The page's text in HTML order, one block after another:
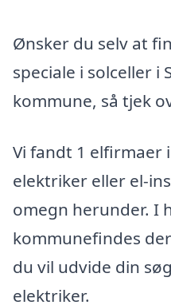
Ønsker du selv at
speciale i solceller i
kommune, så tjek
Vi fandt 1 elfirmaer
elektriker eller el-
omegn herunder. I
kommunefindes
du vil udvide din
elektriker.